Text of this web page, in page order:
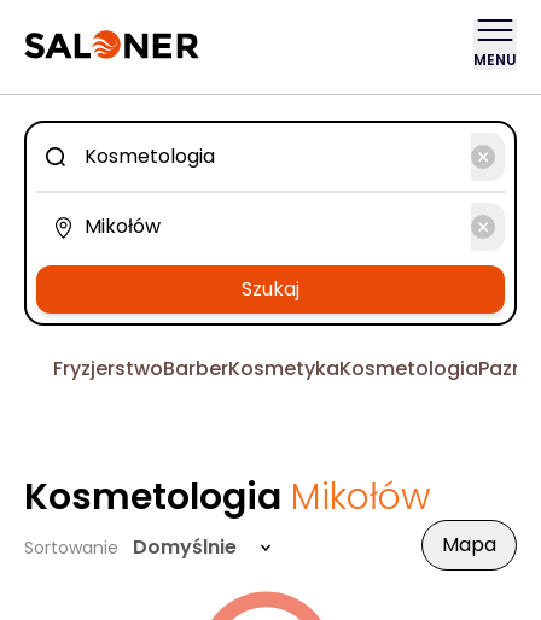
MENU
Szukaj
FryzjerstwoBarberKosmetykaKosmetologia
Kosmetologia Mikołów
Sortowanie Domyślnie Mapa